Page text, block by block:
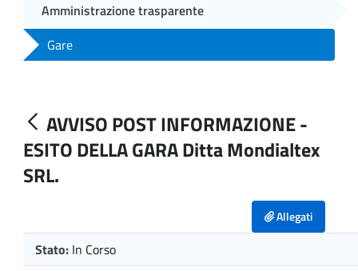
Amministrazione trasparente
Gare
AVVISO POST INFORMAZIONE -
ESITO DELLA GARA Ditta Mondialtex
SRL.
Allegati
Stato: In Corso